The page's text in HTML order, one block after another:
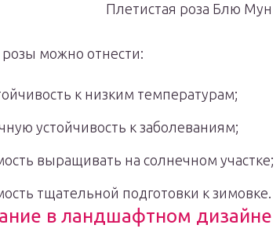
Плетистая роза Блю Мун
розы можно отнести:
к низким температурам;
устойчивость к заболеваниям;
выращивать на солнечном участке;
тщательной подготовки к зимовке.
в ландшафтном дизайне